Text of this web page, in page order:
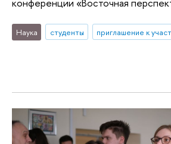
Наука студенты приглашение к